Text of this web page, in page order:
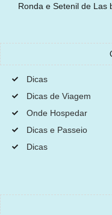
Ronda e Setenil de Las
Dicas
Dicas de Viagem
Onde Hospedar
Dicas e Passeio
Dicas